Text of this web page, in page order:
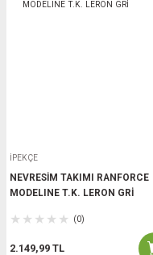
İPEKÇE
NEVRESİM TAKIMI RANFORCE
MODELINE T.K. LERON GRİ
(0)
2.149,99 TL